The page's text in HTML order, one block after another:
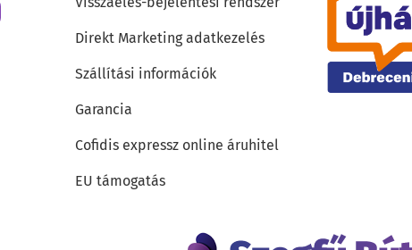
Direkt Marketing adatkezelés
Szállítási információk
Garancia
Cofidis expressz online áruhitel
EU támogatás